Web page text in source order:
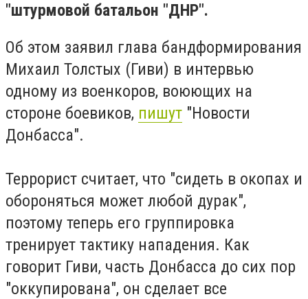
"штурмовой батальон "ДНР".
Об этом заявил глава бандформирования
Михаил Толстых (Гиви) в интервью
одному из военкоров, воюющих на
стороне боевиков, пишут "Новости
Донбасса".
Террорист считает, что "сидеть в окопах и
обороняться может любой дурак",
поэтому теперь его группировка
тренирует тактику нападения. Как
говорит Гиви, часть Донбасса до сих пор
"оккупирована", он сделает все